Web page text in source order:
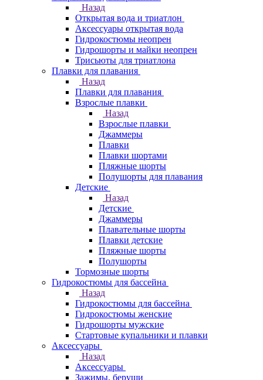
Назад
Открытая вода и триатлон
Аксессуары открытая вода
Гидрокостюмы неопрен
Гидрошорты и майки неопрен
Трисьюты для триатлона
Плавки для плавания
Назад
Плавки для плавания
Взрослые плавки
Назад
Взрослые плавки
Джаммеры
Плавки
Плавки шортами
Пляжные шорты
Полушорты для плавания
Детские
Назад
Детские
Джаммеры
Плавательные шорты
Плавки детские
Пляжные шорты
Полушорты
Тормозные шорты
Гидрокостюмы для бассейна
Назад
Гидрокостюмы для бассейна
Гидрокостюмы женские
Гидрошорты мужские
Стартовые купальники и плавки
Аксессуары
Назад
Аксессуары
Зажимы, беруши